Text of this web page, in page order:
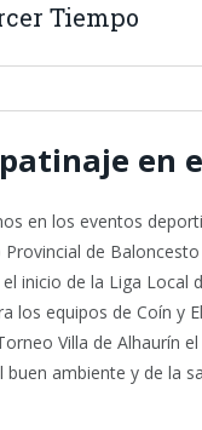
Tiempo
en
en los eventos
de
inicio de la Liga Local
los equipos de Coín y
Villa de Alhaurín
ambiente y de la